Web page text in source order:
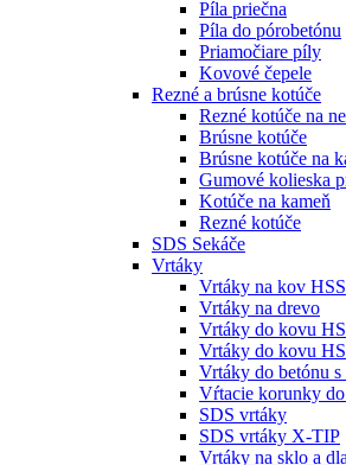
Píla priečna
Píla do pórobetónu
Priamočiare píly
Kovové čepele
Rezné a brúsne kotúče
Rezné kotúče na
Brúsne kotúče
Brúsne kotúče na
Gumové kolieska
Kotúče na kameň
Rezné kotúče
SDS Sekáče
Vrtáky
Vrtáky na kov HSS
Vrtáky na drevo
Vrtáky do kovu
Vrtáky do kovu
Vrtáky do betónu
Vŕtacie korunky
SDS vrtáky
SDS vrtáky X-TIP
Vrtáky na sklo a